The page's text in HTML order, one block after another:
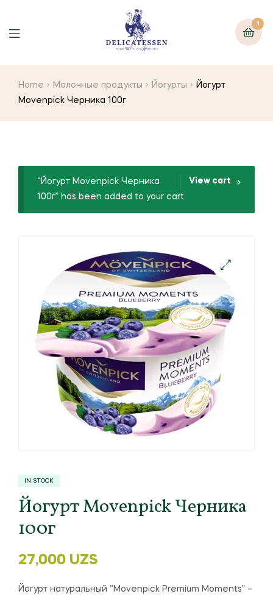
1
Home Молочные продукты Йогурты
Йогурт
Movenpick Черника 100г
View cart
“Йогурт Movenpick Черника
100г” has been added to your cart.
IN STOCK
Йогурт Movenpick Черника
100г
27,000 UZS
Йогурт натуральный “Movenpick Premium Moments” –